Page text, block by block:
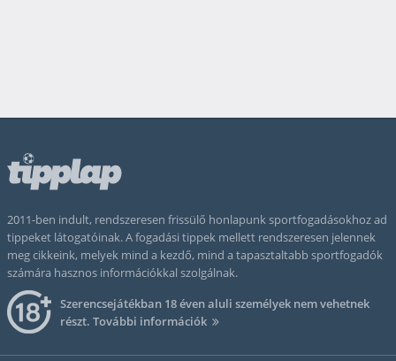
2011-ben indult, rendszeresen frissülő honlapunk sportfogadásokhoz ad
tippeket látogatóinak. A fogadási tippek mellett rendszeresen jelennek
meg cikkeink, melyek mind a kezdő, mind a tapasztaltabb sportfogadók
számára hasznos információkkal szolgálnak.
Szerencsejátékban 18 éven aluli személyek nem vehetnek
részt. További információk